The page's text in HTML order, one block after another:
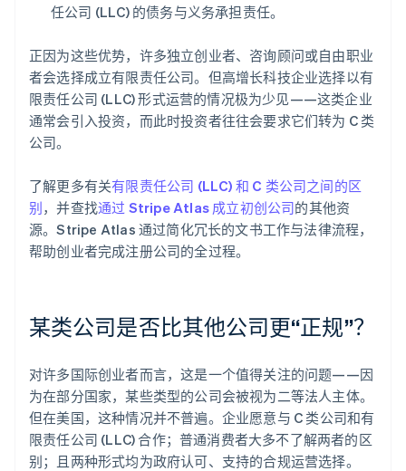
任公司 (LLC) 的债务与义务承担责任。
正因为这些优势，许多独立创业者、咨询顾问或自由职业
者会选择成立有限责任公司。但高增长科技企业选择以有
限责任公司 (LLC) 形式运营的情况极为少见——这类企业
通常会引入投资，而此时投资者往往会要求它们转为 C 类
公司。
了解更多有关有限责任公司 (LLC) 和 C 类公司之间的区
别，并查找通过 Stripe Atlas 成立初创公司的其他资
源。Stripe Atlas 通过简化冗长的文书工作与法律流程，
帮助创业者完成注册公司的全过程。
某类公司是否比其他公司更“正规”？
对许多国际创业者而言，这是一个值得关注的问题——因
为在部分国家，某些类型的公司会被视为二等法人主体。
但在美国，这种情况并不普遍。企业愿意与 C 类公司和有
限责任公司 (LLC) 合作；普通消费者大多不了解两者的区
别；且两种形式均为政府认可、支持的合规运营选择。